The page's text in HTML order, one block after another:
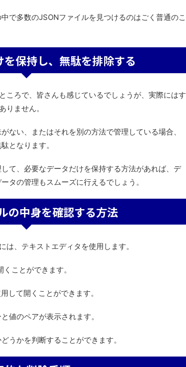
で多数のJSONファイルを見つけるのはごく普通のこ
保持し、無駄を排除する
ころで、皆さんも感じているでしょうが、実際にはす
りません。
ない、またはそれを別の方法で管理している場合、
となります。
て、必要なデータだけを保持する方法があれば、デ
タの管理もスムーズに行えるでしょう。
の中身を確認する方法
は、テキストエディタを使用します。
ことができます。
して開くことができます。
値のペアが表示されます。
うかを判断することができます。